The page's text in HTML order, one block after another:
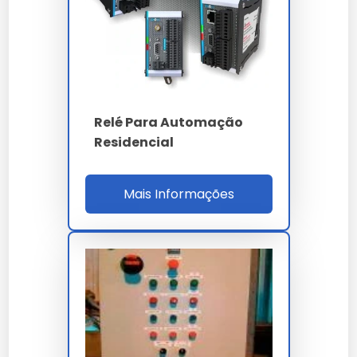
Configure o dispositivo conforme o manual.
Teste a funcionalidade com um dispositivo
Ative o sistema de automação.
Os preços dos relés de automação residencial variam
funcionalidades adicionais.
Onde Comprar
Os relés estão disponíveis em lojas físicas
especializadas e em sites de comércio eletrônico.
Confira nossa
Loja Rele De Automacao Residencial
para mais opções.
Manutenção e Cuidados
Relé Para Automação
Residencial
Mais Informações